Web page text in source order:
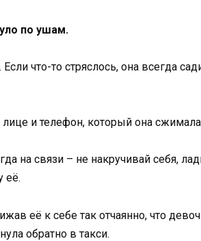
по ушам.
что-то стряслось, она всегда
лице и телефон, который она
на связи – не накручивай себя,
её.
её к себе так отчаянно, что
обратно в такси.